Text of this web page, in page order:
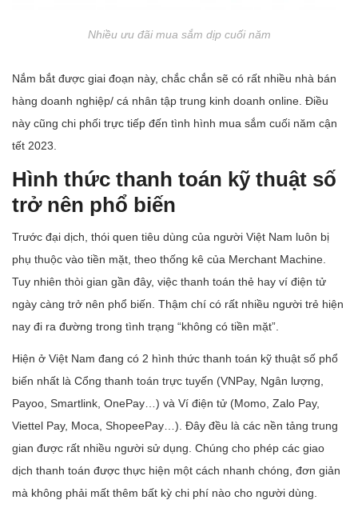
Nhiều ưu đãi mua sắm dịp cuối năm
Nắm bắt được giai đoạn này, chắc chắn sẽ có rất nhiều nhà bán
hàng doanh nghiệp/ cá nhân tập trung kinh doanh online. Điều
này cũng chi phối trực tiếp đến tình hình mua sắm cuối năm cận
tết 2023.
Hình thức thanh toán kỹ thuật số
trở nên phổ biến
Trước đại dịch, thói quen tiêu dùng của người Việt Nam luôn bị
phụ thuộc vào tiền mặt, theo thống kê của Merchant Machine.
Tuy nhiên thòi gian gần đây, việc thanh toán thẻ hay ví điện tử
ngày càng trở nên phổ biến. Thậm chí có rất nhiều người trẻ hiện
nay đi ra đường trong tình trạng “không có tiền mặt”.
Hiện ở Việt Nam đang có 2 hình thức thanh toán kỹ thuật số phổ
biến nhất là Cổng thanh toán trực tuyến (VNPay, Ngân lượng,
Payoo, Smartlink, OnePay…) và Ví điện tử (Momo, Zalo Pay,
Viettel Pay, Moca, ShopeePay…). Đây đều là các nền tảng trung
gian được rất nhiều người sử dụng. Chúng cho phép các giao
dịch thanh toán được thực hiện một cách nhanh chóng, đơn giản
mà không phải mất thêm bất kỳ chi phí nào cho người dùng.